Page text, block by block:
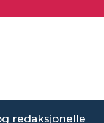
redaksjonelle